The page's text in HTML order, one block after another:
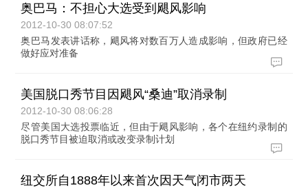
奥巴马：不担心大选受到飓风影响
2012-10-30 08:07:52
奥巴马发表讲话称，飓风将对数百万人造成影响，但政府已经
做好应对准备
美国脱口秀节目因飓风“桑迪”取消录制
2012-10-30 08:06:28
尽管美国大选投票临近，但由于飓风影响，各个在纽约录制的
脱口秀节目被迫取消或改变录制计划
纽交所自1888年以来首次因天气闭市两天